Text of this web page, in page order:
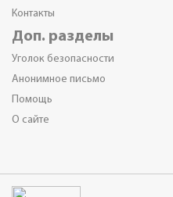
Контакты
Доп. разделы
Уголок безопасности
Анонимное письмо
Помощь
О сайте